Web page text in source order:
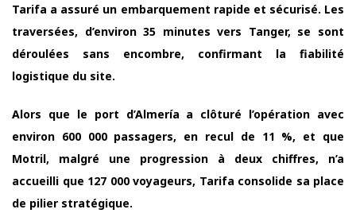
Tarifa a assuré un embarquement rapide et sécurisé. Les
traversées, d’environ 35 minutes vers Tanger, se sont
déroulées sans encombre, confirmant la fiabilité
logistique du site.
Alors que le port d’Almería a clôturé l’opération avec
environ 600 000 passagers, en recul de 11 %, et que
Motril, malgré une progression à deux chiffres, n’a
accueilli que 127 000 voyageurs, Tarifa consolide sa place
de pilier stratégique.